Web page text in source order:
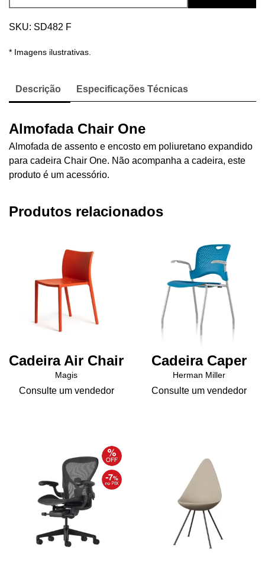
SKU: SD482 F
* Imagens ilustrativas.
Descrição Especificações Técnicas
Almofada Chair One
Almofada de assento e encosto em poliuretano expandido
para cadeira Chair One. Não acompanha a cadeira, este
produto é um acessório.
Produtos relacionados
Cadeira Air Chair
Magis
Consulte um vendedor
Cadeira Caper
Herman Miller
Consulte um vendedor